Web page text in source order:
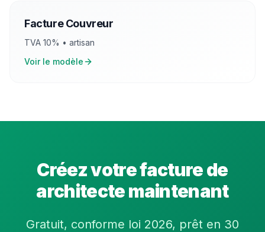
FactureCouvreur
TVA 10% • artisan
Voir le modèle
Créez votre facture de
architectemaintenant
Gratuit, conforme loi 2026, prêt en 30